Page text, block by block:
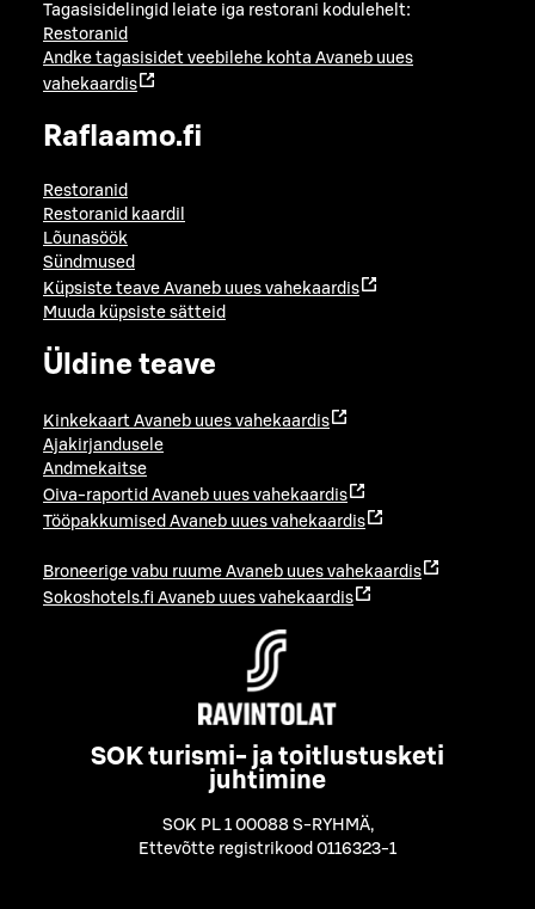
Tagasisidelingid leiate iga restorani kodulehelt:
Restoranid
Andke tagasisidet veebilehe kohta Avaneb uues
vahekaardis
Raflaamo.fi
Restoranid
Restoranid kaardil
Lõunasöök
Sündmused
Küpsiste teave Avaneb uues vahekaardis
Muuda küpsiste sätteid
Üldine teave
Kinkekaart Avaneb uues vahekaardis
Ajakirjandusele
Andmekaitse
Oiva-raportid Avaneb uues vahekaardis
Tööpakkumised Avaneb uues vahekaardis
Broneerige vabu ruume Avaneb uues vahekaardis
Sokoshotels.fi Avaneb uues vahekaardis
SOK turismi- ja toitlustusketi
juhtimine
SOK PL 1 00088 S-RYHMÄ,
Ettevõtte registrikood 0116323-1